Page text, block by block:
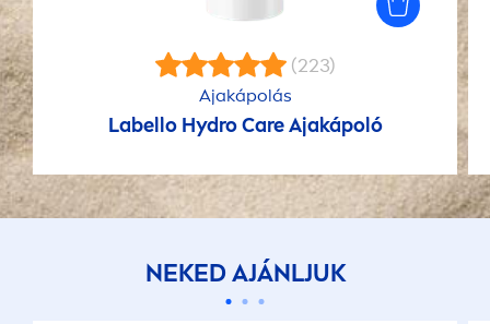
(223)
Ajakápolás
Labello Hydro CareAjakápoló
NEKED AJÁNLJUK